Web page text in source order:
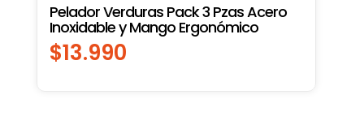
Pelador Verduras Pack 3 Pzas Acero
Inoxidable y Mango Ergonómico
$13.990